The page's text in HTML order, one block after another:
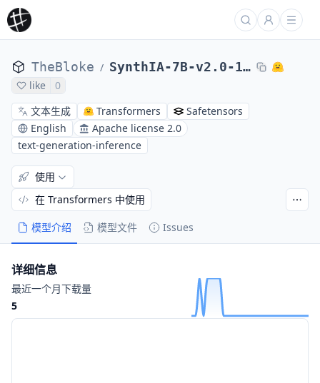
TheBloke / SynthIA-7B-v2.0-16k-AWQ
like
0
文本生成
Transformers
Safetensors
English
Apache license 2.0
text-generation-inference
模型介绍 模型文件 Issues
使用
在 Transformers 中使用
详细信息
最近一个月下载量
5